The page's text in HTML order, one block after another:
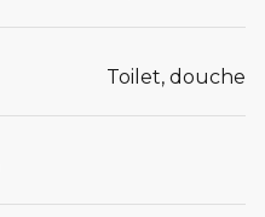
Toilet, douche